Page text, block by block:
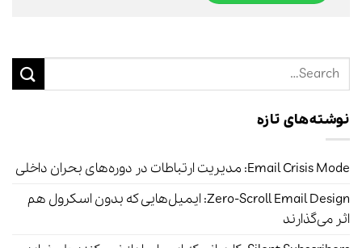
نوشته‌های تازه
Email Crisis Mode: مدیریت ارتباطات در دوره‌های بحران داخلی
Zero-Scroll Email Design: ایمیل‌هایی که بدون اسکرول هم
اثر می‌گذارند